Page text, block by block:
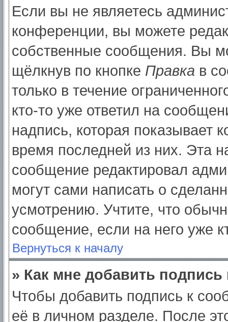
Если вы не являетесь
конференции, вы можете
собственные сообщения. Вы
щёлкнув по кнопке Правка в
только в течение
кто-то уже ответил на
надпись, которая показывает
время последней из них. Эта
сообщение редактировал
могут сами написать о
усмотрению. Учтите, что
сообщение, если на него уже
Вернуться к началу
» Как мне добавить
Чтобы добавить подпись к
её в личном разделе. После